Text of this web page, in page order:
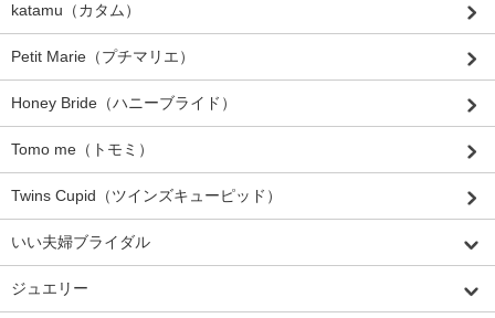
katamu（カタム）
Petit Marie（プチマリエ）
Honey Bride（ハニーブライド）
Tomo me（トモミ）
Twins Cupid（ツインズキューピッド）
いい夫婦ブライダル
ジュエリー